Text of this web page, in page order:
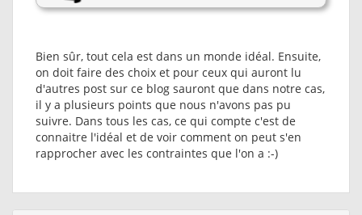
Bien sûr, tout cela est dans un monde idéal. Ensuite,
on doit faire des choix et pour ceux qui auront lu
d'autres post sur ce blog sauront que dans notre cas,
il y a plusieurs points que nous n'avons pas pu
suivre. Dans tous les cas, ce qui compte c'est de
connaitre l'idéal et de voir comment on peut s'en
rapprocher avec les contraintes que l'on a :-)